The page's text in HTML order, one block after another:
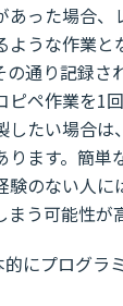
あった場合、
ような作業と
の通り記録さ
ピペ作業を1
したい場合は
ます。簡単
験のない人に
う可能性が
的にプログラ